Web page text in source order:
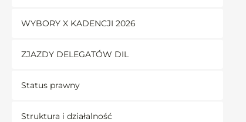
WYBORY X KADENCJI 2026
ZJAZDY DELEGATÓW DIL
Status prawny
Struktura i działalność